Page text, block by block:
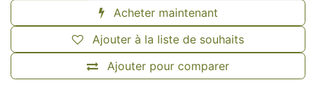
Acheter maintenant
Ajouter pour comparer
Ajouter à la liste de souhaits